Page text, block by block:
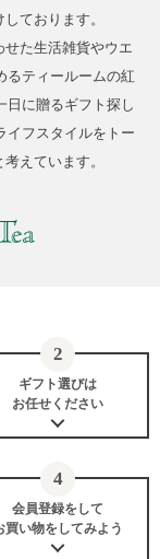
ております。
せた生活雑貨やウエ
るティールームの紅
日に贈るギフト探し
イフスタイルをトー
えています。
ギフト選びは
お任せください
会員登録をして
買い物をしてみよう